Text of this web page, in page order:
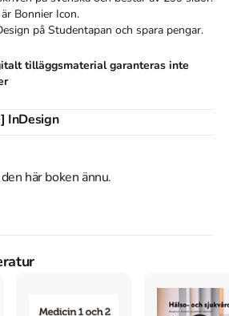
Bonnier Icon.
på Studentapan och spara pengar.
tilläggsmaterial garanteras inte
InDesign
[Adobe] InDesign. Bonnier Icon.
[Adobe] InDesign
InDesign. Bonnier Icon; 1999.
här boken ännu.